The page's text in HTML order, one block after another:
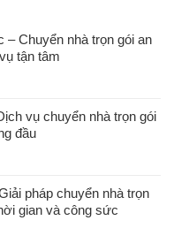
– Chuyển nhà trọn gói an
tận tâm
vụ chuyển nhà trọn gói
đầu
pháp chuyển nhà trọn
gian và công sức